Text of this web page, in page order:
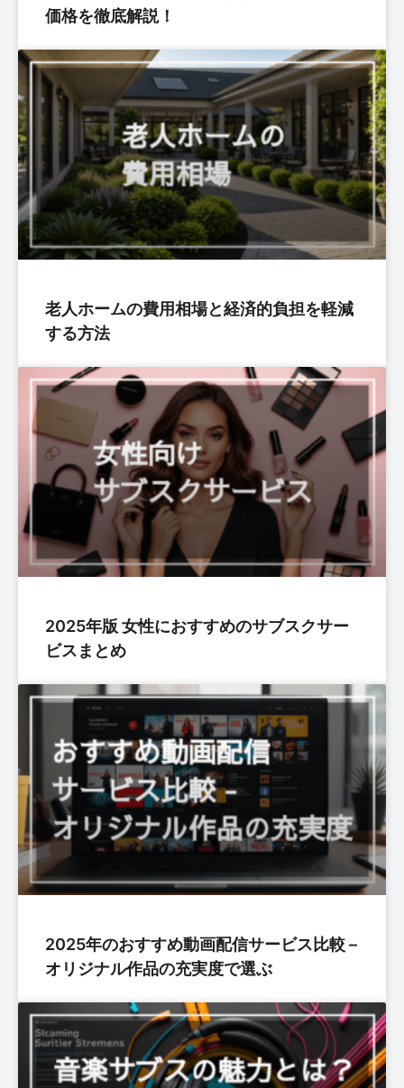
価格を徹底解説！
老人ホームの費用相場と経済的負担を軽減
する方法
2025年版 女性におすすめのサブスクサー
ビスまとめ
2025年のおすすめ動画配信サービス比較 –
オリジナル作品の充実度で選ぶ